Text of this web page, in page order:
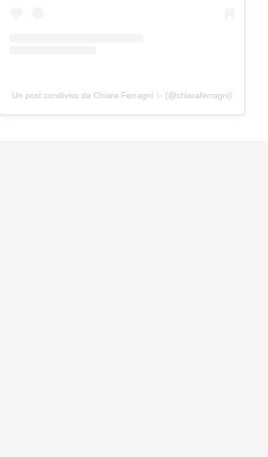
Un post condiviso da Chiara Ferragni ✨ (@chiaraferragni)